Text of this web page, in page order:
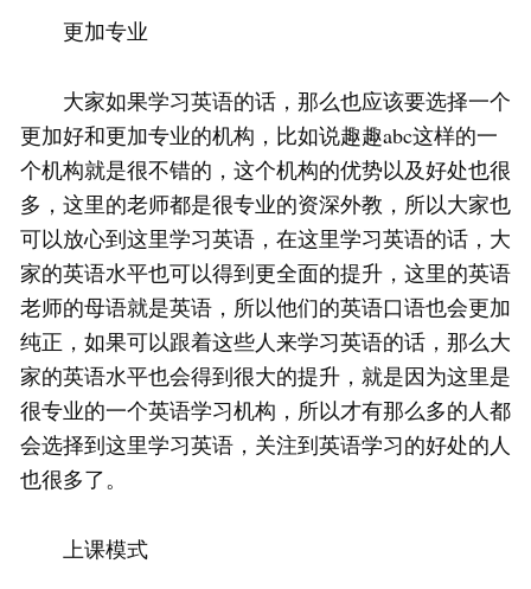
更加专业
大家如果学习英语的话，那么也应该要选择一个
更加好和更加专业的机构，比如说趣趣abc这样的一
个机构就是很不错的，这个机构的优势以及好处也很
多，这里的老师都是很专业的资深外教，所以大家也
可以放心到这里学习英语，在这里学习英语的话，大
家的英语水平也可以得到更全面的提升，这里的英语
老师的母语就是英语，所以他们的英语口语也会更加
纯正，如果可以跟着这些人来学习英语的话，那么大
家的英语水平也会得到很大的提升，就是因为这里是
很专业的一个英语学习机构，所以才有那么多的人都
会选择到这里学习英语，关注到英语学习的好处的人
也很多了。
上课模式